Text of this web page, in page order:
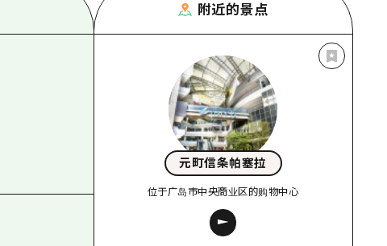
附近的景点
元町信条帕塞拉
位于广岛市中央商业区的购物中心